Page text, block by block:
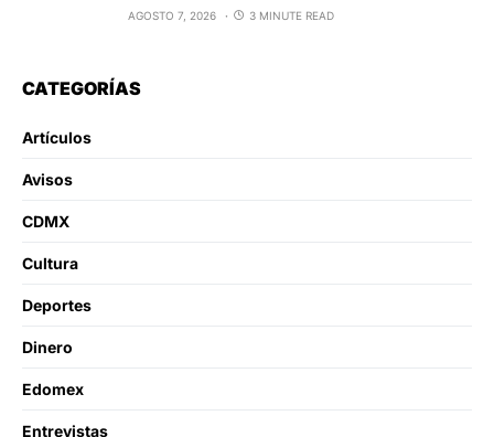
AGOSTO 7, 2026 3 MINUTE READ
CATEGORÍAS
Artículos
Avisos
CDMX
Cultura
Deportes
Dinero
Edomex
Entrevistas